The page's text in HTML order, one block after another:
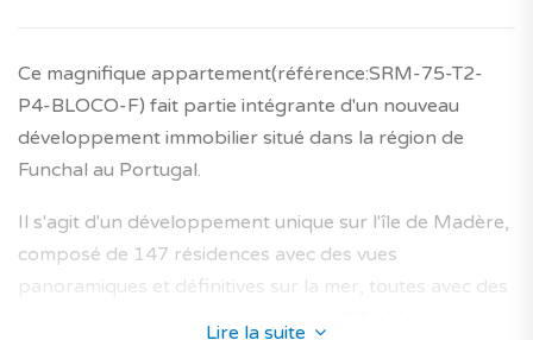
Ce magnifique appartement(référence:SRM-75-T2-
P4-BLOCO-F) fait partie intégrante d'un nouveau
développement immobilier situé dans la région de
Funchal au Portugal.
Il s'agit d'un développement unique sur l'île de Madère,
composé de 147 résidences avec des vues
panoramiques et définitives sur la mer, toutes avec des
Lire la suite